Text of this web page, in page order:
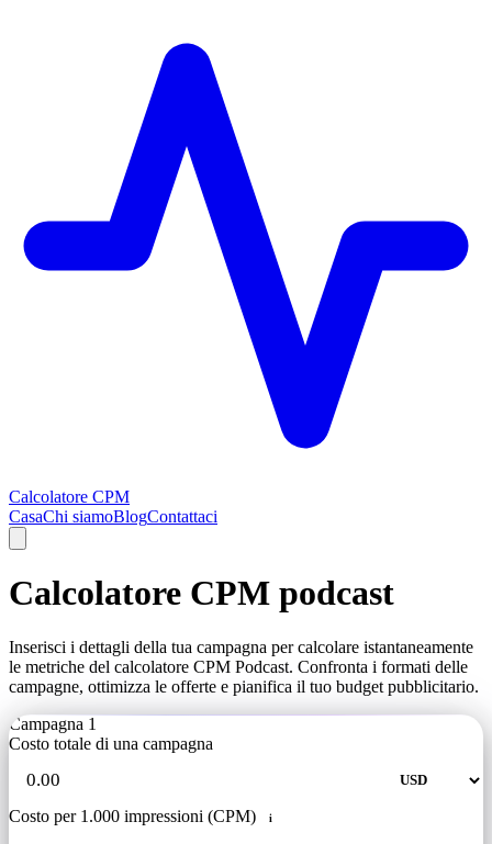
Calcolatore CPM
CasaChi siamoBlogContattaci
Calcolatore CPM podcast
Inserisci i dettagli della tua campagna per calcolare istantaneamente
le metriche del calcolatore CPM Podcast. Confronta i formati delle
campagne, ottimizza le offerte e pianifica il tuo budget pubblicitario.
Campagna 1
Costo totale di una campagna
Costo per 1.000 impressioni (CPM) i